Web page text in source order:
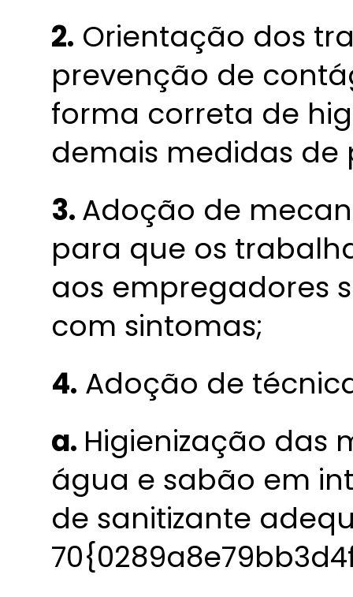
2. Orientação dos
prevenção de
forma correta de
demais medidas de
3.Adoção de
para que os
aos empregadores
com sintomas;
4. Adoção de
a. Higienização das
água e sabão em
de sanitizante